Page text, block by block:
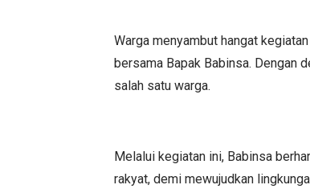
Warga menyambut hangat
bersama Bapak Babinsa. Dengan
salah satu warga.
Melalui kegiatan ini, Babinsa
rakyat, demi mewujudkan